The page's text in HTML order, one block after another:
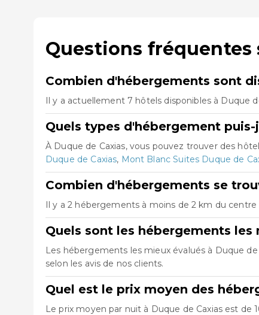
Questions fréquentes
Combien d'hébergements sont
Il y a actuellement 7 hôtels disponibles à Duque
Quels types d'hébergement
À Duque de Caxias, vous pouvez trouver des
Duque de Caxias, Mont Blanc Suites Duque de
Combien d'hébergements se
Il y a 2 hébergements à moins de 2 km du
Quels sont les hébergements les
Les hébergements les mieux évalués à Duque de
selon les avis de nos clients.
Quel est le prix moyen des
Le prix moyen par nuit à Duque de Caxias est